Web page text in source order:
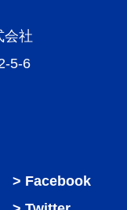
会社
5-6
Facebook